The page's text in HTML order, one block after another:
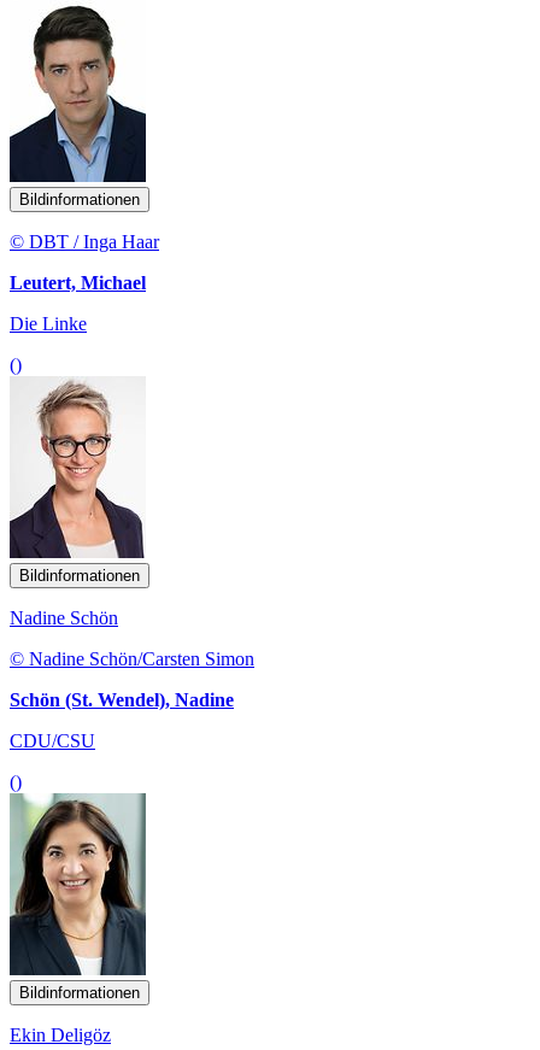
Bildinformationen
© DBT / Inga Haar
Leutert, Michael
Die Linke
()
Bildinformationen
Nadine Schön
© Nadine Schön/Carsten Simon
Schön (St. Wendel), Nadine
CDU/CSU
()
Bildinformationen
Ekin Deligöz